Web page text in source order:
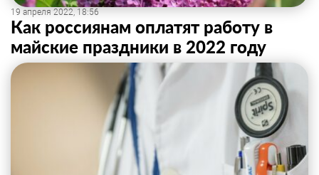
19 апреля 2022, 18:56
Как россиянам оплатят работу в
майские праздники в 2022 году